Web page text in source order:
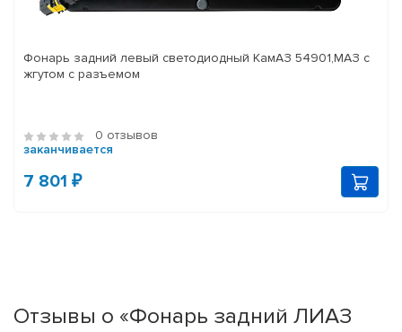
Фонарь задний левый светодиодный КамАЗ 54901,МАЗ с
жгутом с разъемом
0 отзывов
заканчивается
7 801 ₽
Отзывы о «Фонарь задний ЛИАЗ